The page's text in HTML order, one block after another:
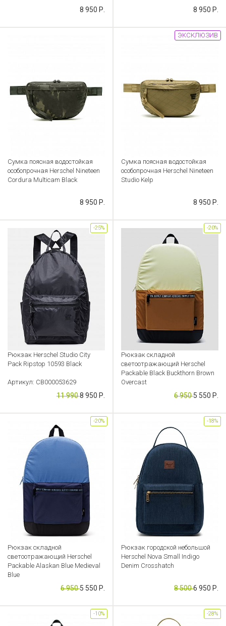
8 950 Р. 8 950 Р.
Сумка поясная водостойкая
особопрочная Herschel Nineteen
Cordura Multicam Black
8 950 Р.
Сумка поясная водостойкая
особопрочная Herschel Nineteen
Studio Kelp
8 950 Р.
ЭКСКЛЮЗИВ
Рюкзак Herschel Studio City
Pack Ripstop 10593 Black
Артикул: CB000053629
11 9908 950 Р.
-25%
Рюкзак складной
светоотражающий Herschel
Packable Black Buckthorn Brown
Overcast
Артикул: CB000053640
6 9505 550 Р.
-20%
Рюкзак складной
светоотражающий Herschel
Packable Alaskan Blue Medieval
Blue
Артикул: CB000053642
6 9505 550 Р.
-20%
Рюкзак городской небольшой
Herschel Nova Small Indigo
Denim Crosshatch
Артикул: CB000053624
8 5006 950 Р.
-18%
-10% -28%